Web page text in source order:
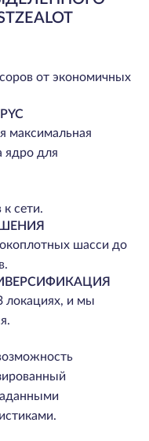
от экономичных
максимальная
ядро для
сети.
шасси до
локациях, и мы